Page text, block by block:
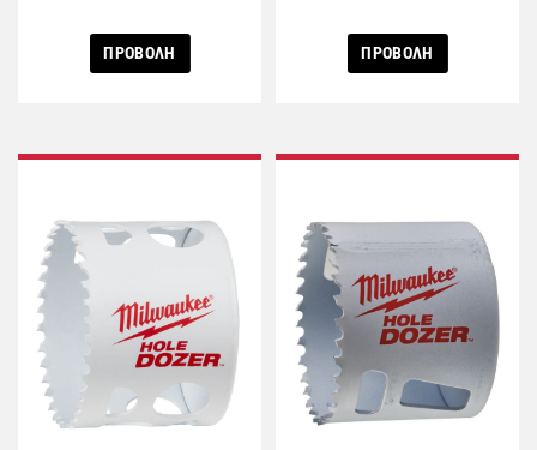
ΠΡΟΒΟΛΗ ΠΡΟΒΟΛΗ